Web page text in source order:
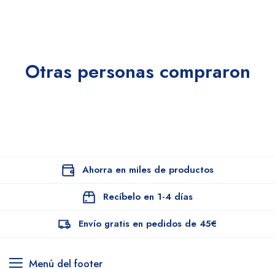
Otras personas compraron
Ahorra en miles de productos
Recíbelo en 1-4 días
Envío gratis en pedidos de 45€
Menú del footer